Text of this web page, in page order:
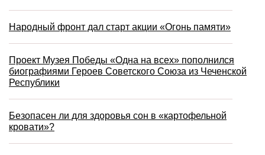
Народный фронт дал старт акции «Огонь памяти»
Проект Музея Победы «Одна на всех» пополнился
биографиями Героев Советского Союза из Чеченской
Республики
Безопасен ли для здоровья сон в «картофельной
кровати»?